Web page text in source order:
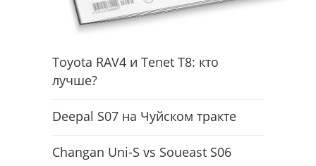
Toyota RAV4 и Tenet T8: кто
лучше?
Deepal S07 на Чуйском тракте
Changan Uni-S vs Soueast S06